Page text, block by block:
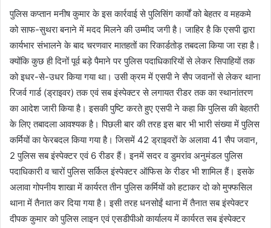
पुलिस कप्तान मनीष कुमार के इस कार्रवाई से पुलिसिंग कार्यों को बेहतर व महकमे
को साफ-सुथरा बनाने में मदद मिलने की उम्मीद जगी है। जाहिर है कि एसपी द्वारा
कार्यभार संभालने के बाद चरणवार मातहतों का रिकार्डतोड़ तबदला किया जा रहा है।
क्योंकि कुछ ही दिनों पूर्व बड़े पैमाने पर पुलिस पदाधिकारियों से लेकर सिपाहियों तक
को इधर-से-उधर किया गया था। उसी क्रम में एसपी ने सैप जवानों से लेकर थाना
रिजर्व गार्ड (ड्राइवर) तक एवं सब इंस्पेक्टर से लगायत रीडर तक का स्थानांतरण
का आदेश जारी किया है। इसकी पुष्टि करते हुए एसपी ने कहा कि पुलिस की बेहतरी
के लिए तबादला आवश्यक है। पिछली बार की तरह इस बार भी भारी संख्या में पुलिस
कर्मियों का फेरबदल किया गया है। जिसमें 42 ड्राइवरों के अलावा 41 सैप जवान,
2 पुलिस सब इंस्पेक्टर एवं 6 रीडर हैं। इनमें सदर व डुमरांव अनुमंडल पुलिस
पदाधिकारी व चारों पुलिस सर्किल इंस्पेक्टर ऑफिस के रीडर भी शामिल हैं। इसके
अलावा गोपनीय शाखा में कार्यरत तीन पुलिस कर्मियों को हटाकर दो को मुफ्फसिल
थाना में तैनात कर दिया गया है। इसी तरह धनसोईं थाना में तैनात सब इंस्पेक्टर
दीपक कुमार को पुलिस लाइन एवं एसडीपीओ कार्यालय में कार्यरत सब इंस्पेक्टर